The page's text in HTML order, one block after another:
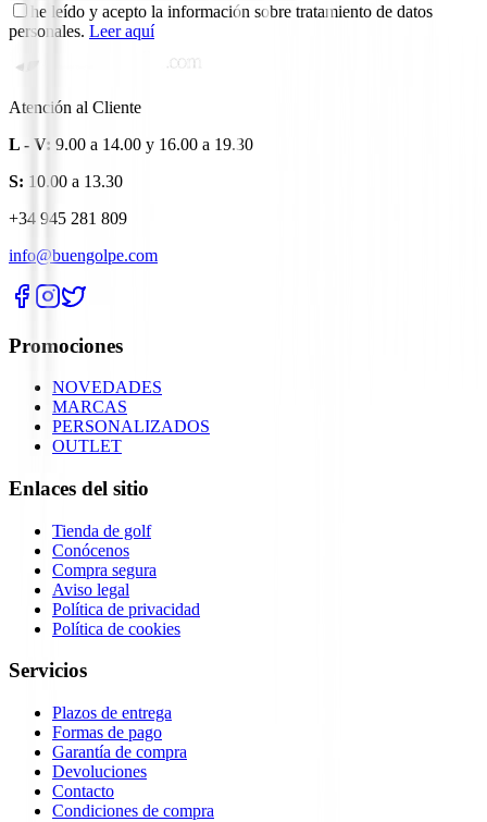
he leído y acepto la información sobre tratamiento de datos
personales. Leer aquí
Atención al Cliente
L - V: 9.00 a 14.00 y 16.00 a 19.30
S: 10.00 a 13.30
+34 945 281 809
info@buengolpe.com
Promociones
NOVEDADES
MARCAS
PERSONALIZADOS
OUTLET
Enlaces del sitio
Tienda de golf
Conócenos
Compra segura
Aviso legal
Política de privacidad
Política de cookies
Servicios
Plazos de entrega
Formas de pago
Garantía de compra
Devoluciones
Contacto
Condiciones de compra